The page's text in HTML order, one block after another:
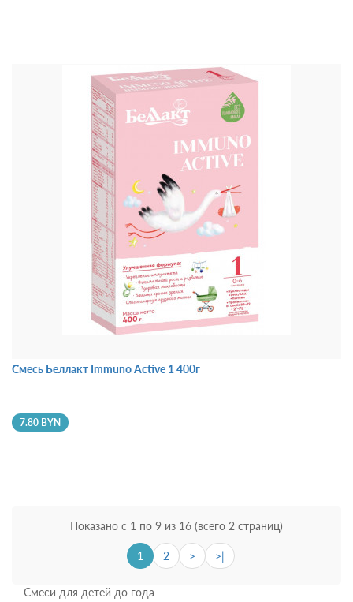
Смесь Беллакт Immuno Activе 1 400г
7.80 BYN
Показано с 1 по 9 из 16 (всего 2 страниц)
1 2 > >|
Смеси для детей до года